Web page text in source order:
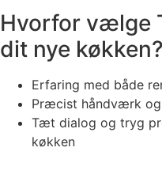
Hvorfor vælge
dit nye køkken?
Erfaring med både
Præcist håndværk og
Tæt dialog og tryg
køkken